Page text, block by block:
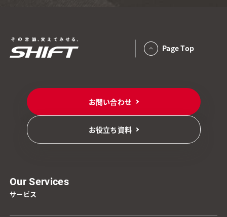
お問い合わせ
お役立ち資料
Page Top
Our Services
サービス